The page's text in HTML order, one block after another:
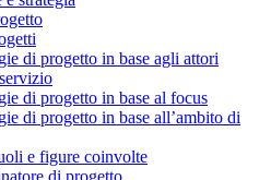
di progetto in base agli attori
di progetto in base al focus
di progetto in base all’ambito di
e figure coinvolte
di progetto